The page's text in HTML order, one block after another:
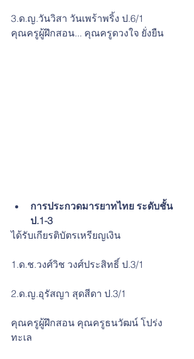
3.ด.ญ.วันวิสา วันเพร้าพริ้ง ป.6/1
คุณครูผู้ฝึกสอน... คุณครูดวงใจ ยั่งยืน
การประกวดมารยาทไทย ระดับชั้น
ป.1-3
ได้รับเกียรติบัตรเหรียญเงิน
1.ด.ช.วงศ์วิช วงศ์ประสิทธิ์ ป.3/1
2.ด.ญ.อุรัสญา สุดสีดา ป.3/1
คุณครูผู้ฝึกสอน คุณครูธนวัฒน์ โปร่ง
ทะเล